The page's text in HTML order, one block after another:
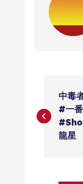
稿
中毒
#一
龍星